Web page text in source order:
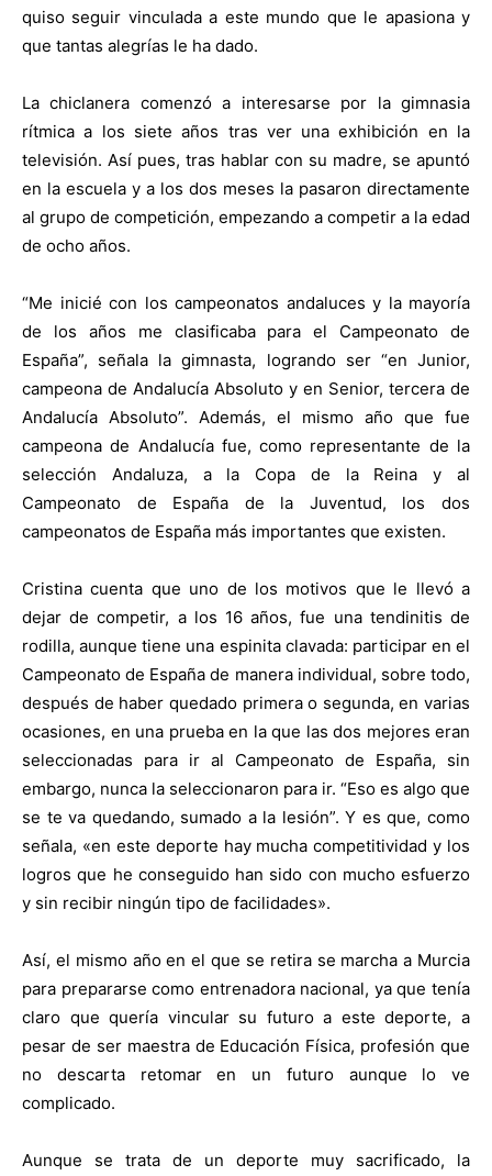
quiso seguir vinculada a este mundo que le apasiona y
que tantas alegrías le ha dado.
La chiclanera comenzó a interesarse por la gimnasia
rítmica a los siete años tras ver una exhibición en la
televisión. Así pues, tras hablar con su madre, se apuntó
en la escuela y a los dos meses la pasaron directamente
al grupo de competición, empezando a competir a la edad
de ocho años.
“Me inicié con los campeonatos andaluces y la mayoría
de los años me clasificaba para el Campeonato de
España”, señala la gimnasta, logrando ser “en Junior,
campeona de Andalucía Absoluto y en Senior, tercera de
Andalucía Absoluto”. Además, el mismo año que fue
campeona de Andalucía fue, como representante de la
selección Andaluza, a la Copa de la Reina y al
Campeonato de España de la Juventud, los dos
campeonatos de España más importantes que existen.
Cristina cuenta que uno de los motivos que le llevó a
dejar de competir, a los 16 años, fue una tendinitis de
rodilla, aunque tiene una espinita clavada: participar en el
Campeonato de España de manera individual, sobre todo,
después de haber quedado primera o segunda, en varias
ocasiones, en una prueba en la que las dos mejores eran
seleccionadas para ir al Campeonato de España, sin
embargo, nunca la seleccionaron para ir. “Eso es algo que
se te va quedando, sumado a la lesión”. Y es que, como
señala, «en este deporte hay mucha competitividad y los
logros que he conseguido han sido con mucho esfuerzo
y sin recibir ningún tipo de facilidades».
Así, el mismo año en el que se retira se marcha a Murcia
para prepararse como entrenadora nacional, ya que tenía
claro que quería vincular su futuro a este deporte, a
pesar de ser maestra de Educación Física, profesión que
no descarta retomar en un futuro aunque lo ve
complicado.
Aunque se trata de un deporte muy sacrificado, la